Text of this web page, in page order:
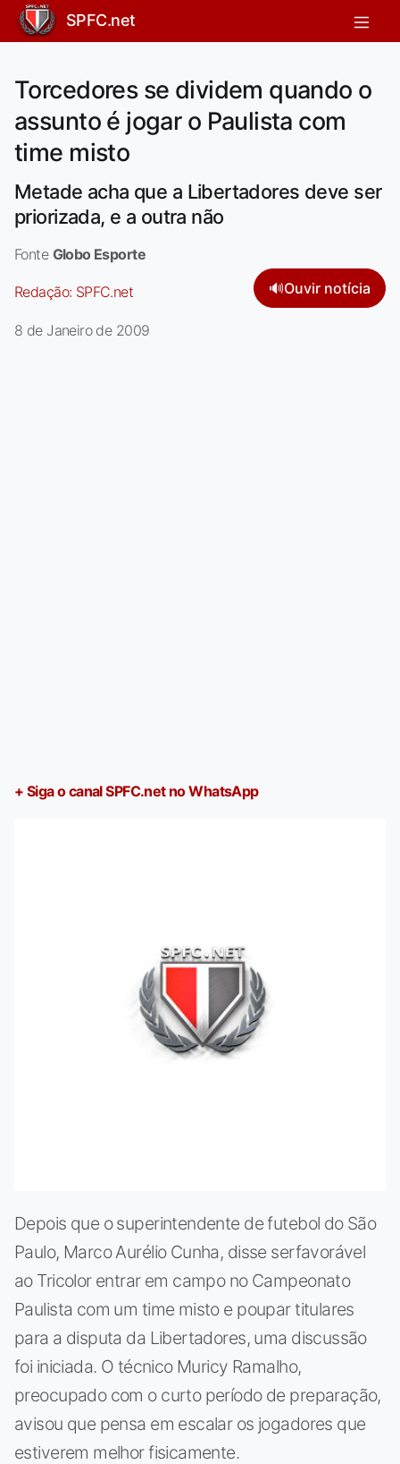
SPFC.net
Torcedores se dividem quando o
assunto é jogar o Paulista com
time misto
Metade acha que a Libertadores deve ser
priorizada, e a outra não
Fonte Globo Esporte
Redação: SPFC.net 🔊Ouvir notícia
8 de Janeiro de 2009
+ Siga o canal SPFC.net no WhatsApp
Depois que o superintendente de futebol do São
Paulo, Marco Aurélio Cunha, disse serfavorável
ao Tricolor entrar em campo no Campeonato
Paulista com um time misto e poupar titulares
para a disputa da Libertadores, uma discussão
foi iniciada. O técnico Muricy Ramalho,
preocupado com o curto período de preparação,
avisou que pensa em escalar os jogadores que
estiverem melhor fisicamente.